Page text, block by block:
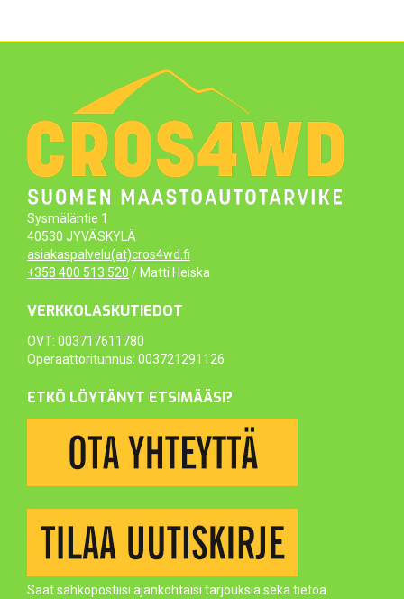
Sysmäläntie 1
40530 JYVÄSKYLÄ
asiakaspalvelu(at)cros4wd.fi
+358 400 513 520 / Matti Heiska
VERKKOLASKUTIEDOT
OVT: 003717611780
Operaattoritunnus: 003721291126
ETKÖ LÖYTÄNYT ETSIMÄÄSI?
Saat sähköpostiisi ajankohtaisi tarjouksia sekä tietoa